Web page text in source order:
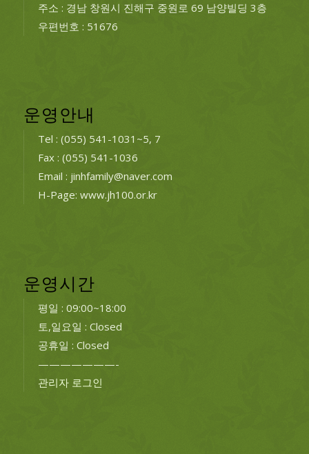
주소 : 경남 창원시 진해구 중원로 69 남양빌딩 3층
우편번호 : 51676
운영안내
Tel : (055) 541-1031~5, 7
Fax : (055) 541-1036
Email : jinhfamily@naver.com
H-Page: www.jh100.or.kr
운영시간
평일 : 09:00~18:00
토,일요일 : Closed
공휴일 : Closed
———————-
관리자 로그인